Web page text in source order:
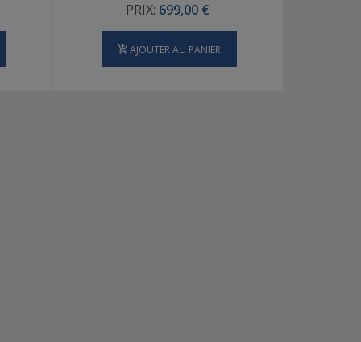
PRIX: 699,00 €
AJOUTER AU PANIER